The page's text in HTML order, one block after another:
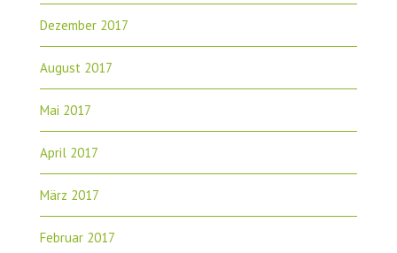
Dezember 2017
August 2017
Mai 2017
April 2017
März 2017
Februar 2017